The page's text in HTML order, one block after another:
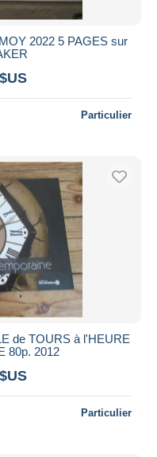
2022 5 PAGES sur
Particulier
de TOURS à l'HEURE
80p. 2012
Particulier